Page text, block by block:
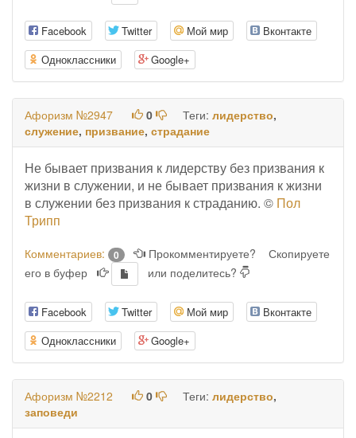
Facebook Twitter Мой мир
Вконтакте
Одноклассники
Google+
Афоризм №2947 0 Теги: лидерство,
служение, призвание, страдание
Не бывает призвания к лидерству без призвания к
жизни в служении, и не бывает призвания к жизни
в служении без призвания к страданию. © Пол
Трипп
Комментариев: 0 Прокомментируете?
Скопируете
его в буфер
или поделитесь?
Facebook Twitter Мой мир
Вконтакте
Одноклассники
Google+
Афоризм №2212 0 Теги: лидерство,
заповеди